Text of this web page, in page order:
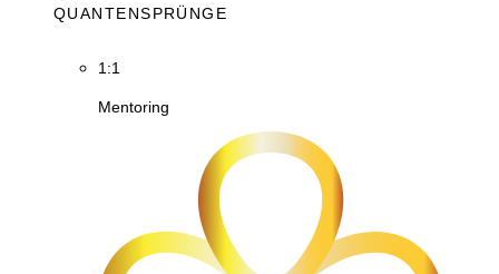
QUANTENSPRÜNGE
1:1
Mentoring